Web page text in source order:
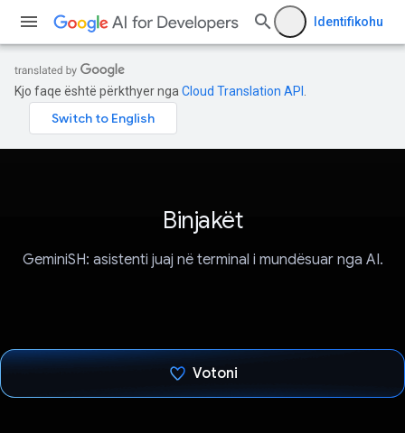
Identifikohu
Kjo faqe është përkthyer nga Cloud Translation API
Binjakët
GeminiSH: asistenti juaj në terminal i mundësuar nga AI.
Votoni